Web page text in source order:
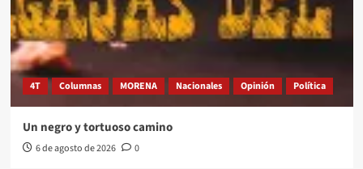
4T Columnas MORENA Nacionales Opinión Política
Un negro y tortuoso camino
6 de agosto de 2026 0